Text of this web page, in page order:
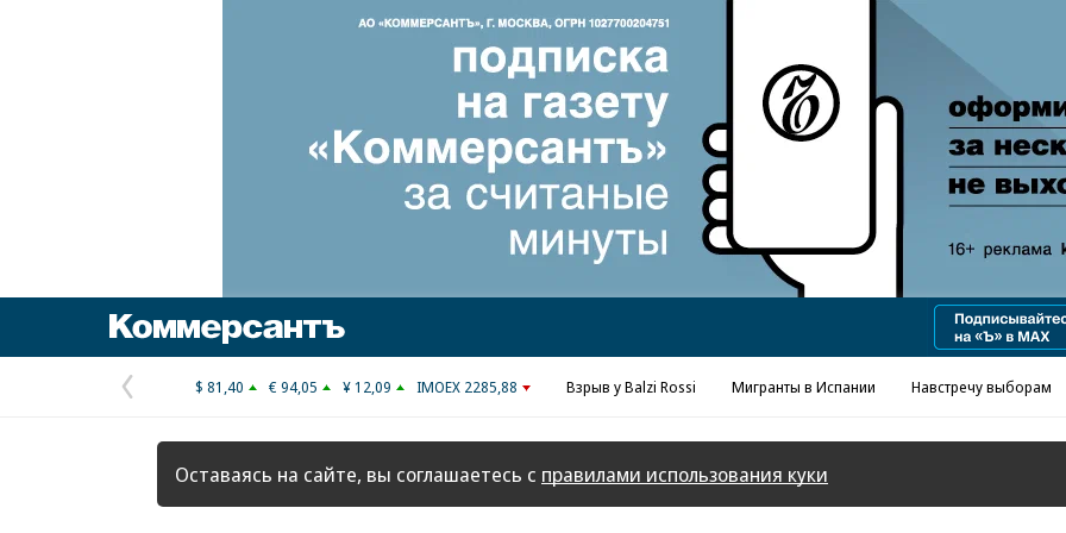
Реклама в «Ъ» www.kommersant.ru/ad
Предыдущая
страница
$ 81,40 € 94,05 ¥ 12,09 IMOEX 2285,88 Взрыв у Balzi Rossi Мигранты в Испании Навстречу выборам
Оставаясь на сайте, вы соглашаетесь с правилами использования куки